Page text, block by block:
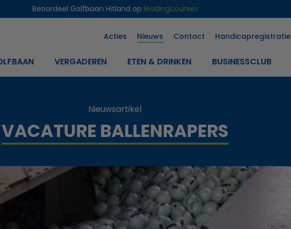
Beoordeel Golfbaan Hitland op leadingcourses
Acties Nieuws Contact Handicapregistratie
VERGADEREN ETEN & DRINKEN BUSINESSCLUB
Nieuwsartikel
VACATURE BALLENRAPERS